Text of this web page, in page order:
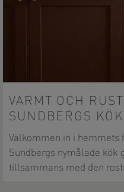
VARMT OCH
SUNDBERGS KÖK
Välkommen in i hemmets
Sundbergs nymålade kök
tillsammans med den